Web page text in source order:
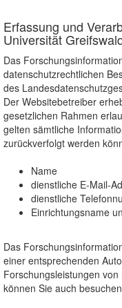
Erfassung und
Universität
Das
datenschutzrechtlichen
des
Der Websitebetreiber
gesetzlichen Rahmen
gelten sämtliche
zurückverfolgt werden
Name
dienstliche E-Mail-
dienstliche
Einrichtungsname
Das
einer entsprechenden
Forschungsleistungen
können Sie auch